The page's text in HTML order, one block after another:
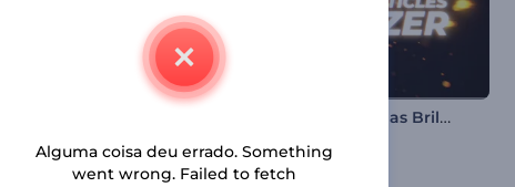
Visualizador de Partículas Brilhantes
Alguma coisa deu errado. Something
went wrong. Failed to fetch